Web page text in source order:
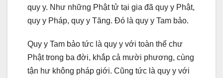
quy y. Như những Phật tử tại gia đã quy y Phật,
quy y Pháp, quy y Tăng. Đó là quy y Tam bảo.
Quy y Tam bảo tức là quy y với toàn thể chư
Phật trong ba đời, khắp cả mười phương, cùng
tận hư không pháp giới. Cũng tức là quy y với